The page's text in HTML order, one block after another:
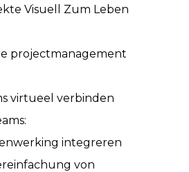
Visuell Zum Leben
projectmanagement
virtueel verbinden
integreren
von